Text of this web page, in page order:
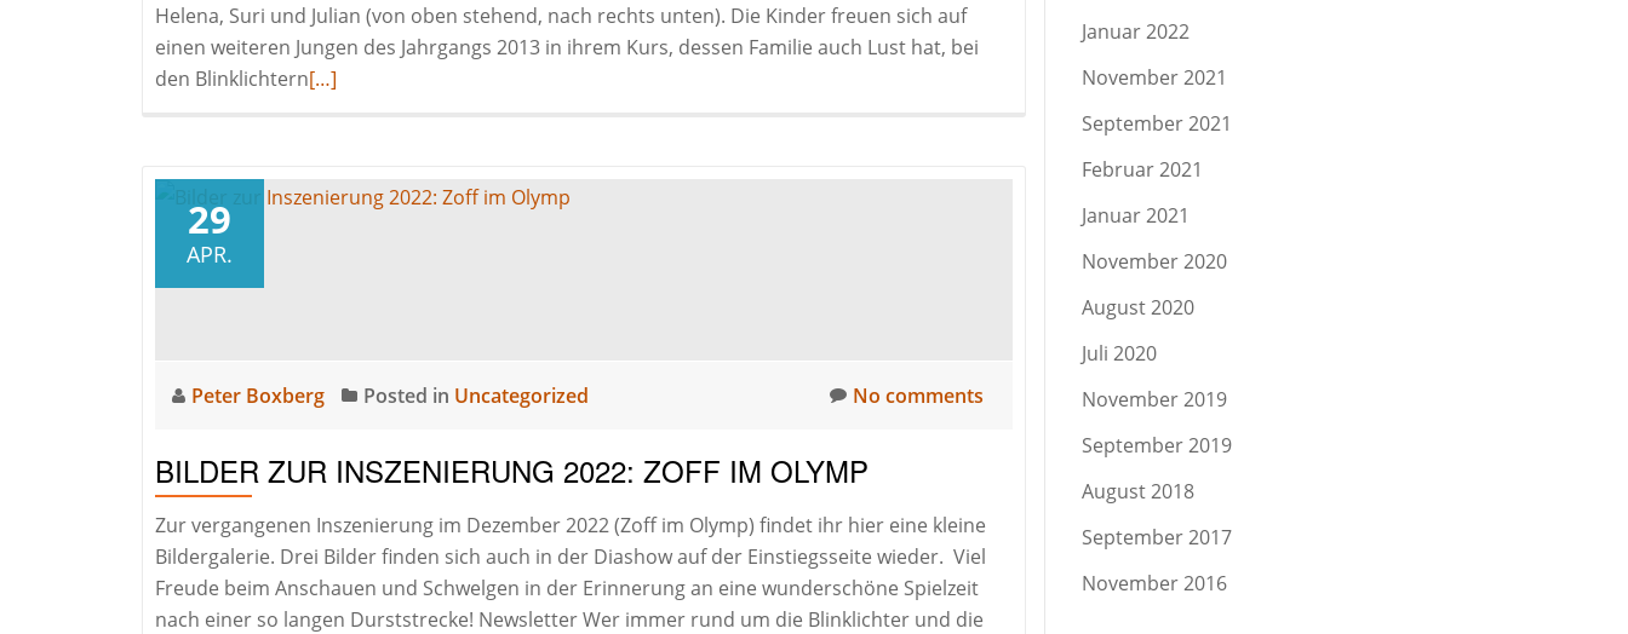
Helena, Suri und Julian (von oben stehend, nach rechts unten). Die Kinder freuen sich auf
einen weiteren Jungen des Jahrgangs 2013 in ihrem Kurs, dessen Familie auch Lust hat, bei
den BlinklichternRead
Schnupperkurs
[…]
29
APR.
Peter Boxberg Posted in Uncategorized No comments
BILDER ZUR INSZENIERUNG 2022: ZOFF IM OLYMP
Zur vergangenen Inszenierung im Dezember 2022 (Zoff im Olymp) findet ihr hier eine kleine
Bildergalerie. Drei Bilder finden sich auch in der Diashow auf der Einstiegsseite wieder. Viel
Freude beim Anschauen und Schwelgen in der Erinnerung an eine wunderschöne Spielzeit
nach einer so langen Durststrecke! Newsletter Wer immer rund um die Blinklichter und die
Januar 2022
November 2021
September 2021
Februar 2021
Januar 2021
November 2020
August 2020
Juli 2020
November 2019
September 2019
August 2018
September 2017
November 2016